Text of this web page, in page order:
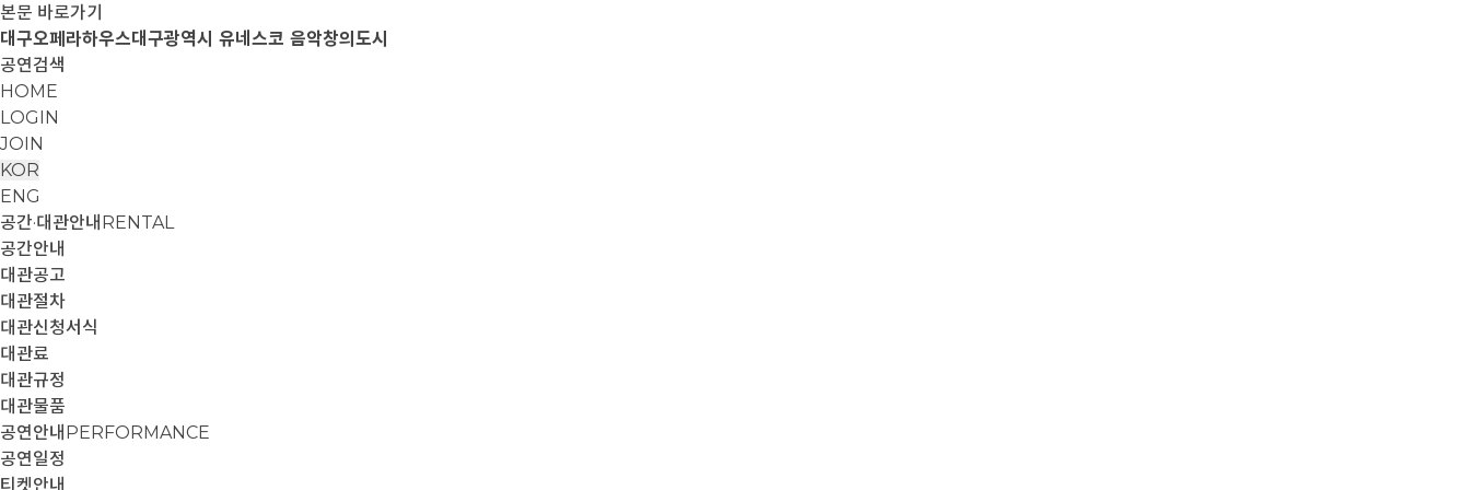
본문 바로가기
대구오페라하우스대구광역시 유네스코 음악창의도시
공연검색
HOME
LOGIN
JOIN
KOR
ENG
공간·대관안내 RENTAL
공간안내
대관공고
대관절차
대관신청서식
대관료
대관규정
대관물품
공연안내 PERFORMANCE
공연일정
티켓안내